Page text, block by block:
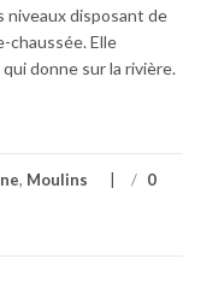
niveaux disposant de
chaussée. Elle
qui donne sur la rivière.
, Moulins / 0